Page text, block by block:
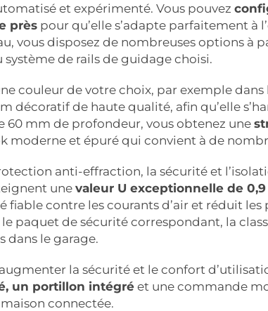
et expérimenté. Vous pouvez
prèspour qu’elle s’adapte parfaitement à
vous disposez de nombreuses options à
de rails de guidage choisi.
couleur de votre choix, par exemple dans
décoratif de haute qualité, afin qu’elle
60 mm de profondeur, vous obtenez une
moderne et épuré qui convient à de
anti-effraction, la sécurité et
une valeur U exceptionnelle de 0,9
fiable contre les courants d’air et réduit les
paquet de sécurité correspondant, la
dans le garage.
la sécurité et le confort
un portillon intégréet une commande
connectée.